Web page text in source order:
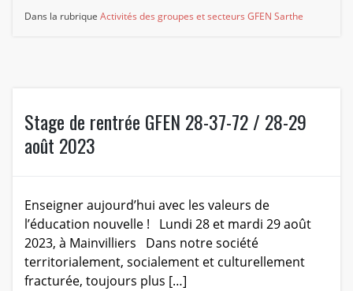
Dans la rubriqueActivités des groupes et secteurs GFEN Sarthe
Stage de rentrée GFEN 28-37-72 / 28-29
août 2023
Enseigner aujourd’hui avec les valeurs de
l’éducation nouvelle ! Lundi 28 et mardi 29 août
2023, à Mainvilliers Dans notre société
territorialement, socialement et culturellement
fracturée, toujours plus […]